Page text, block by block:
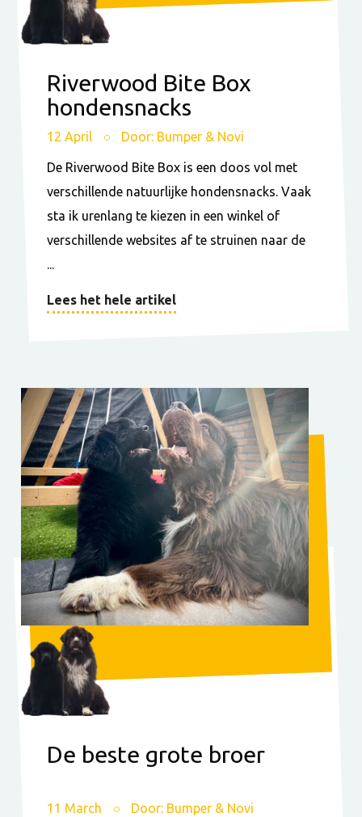
Riverwood Bite Box
hondensnacks
12 April Door: Bumper & Novi
De Riverwood Bite Box is een doos vol met
verschillende natuurlijke hondensnacks. Vaak
sta ik urenlang te kiezen in een winkel of
verschillende websites af te struinen naar de
...
Lees het hele artikel
De beste grote broer
11 March Door: Bumper & Novi